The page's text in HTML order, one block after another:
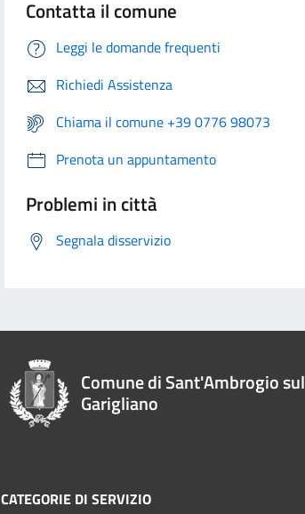
Contatta il comune
Leggi le domande frequenti
Richiedi Assistenza
Chiama il comune +39 0776 98073
Prenota un appuntamento
Problemi in città
Segnala disservizio
Comune di Sant'Ambrogio sul
Garigliano
CATEGORIE DI SERVIZIO